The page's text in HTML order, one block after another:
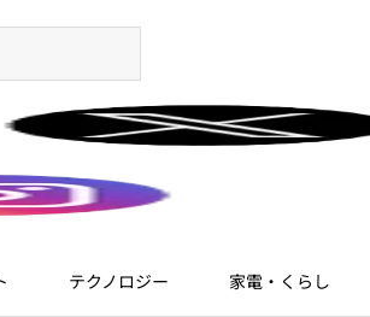
テクノロジー 家電・くらし